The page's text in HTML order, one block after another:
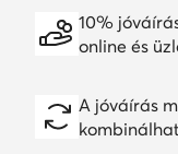
10%
online és
A jóváírás